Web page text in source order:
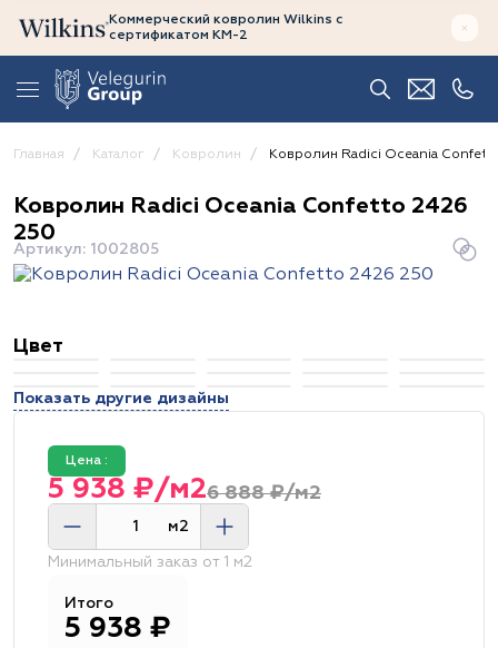
Коммерческий ковролин Wilkins с
сертификатом КМ-2
Главная Каталог Ковролин Ковролин Radici Oceania
Ковролин Radici Oceania Confetto 2426
250
Артикул: 1002805
Цвет
Показать другие дизайны
Цена :
6 888 ₽/м2
5 938 ₽/м2
м2
Минимальный заказ от 1 м2
Итого
5 938 ₽